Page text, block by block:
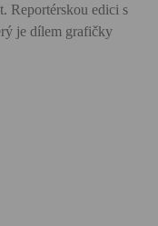
Reportérskou edici s
je dílem grafičky